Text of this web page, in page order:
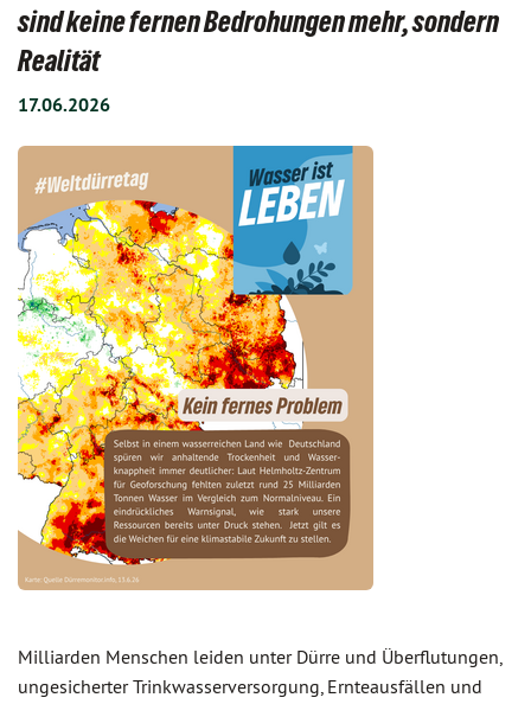
sind keine fernen Bedrohungen mehr, sondern
Realität
17.06.2026
Milliarden Menschen leiden unter Dürre und Überflutungen,
ungesicherter Trinkwasserversorgung, Ernteausfällen und